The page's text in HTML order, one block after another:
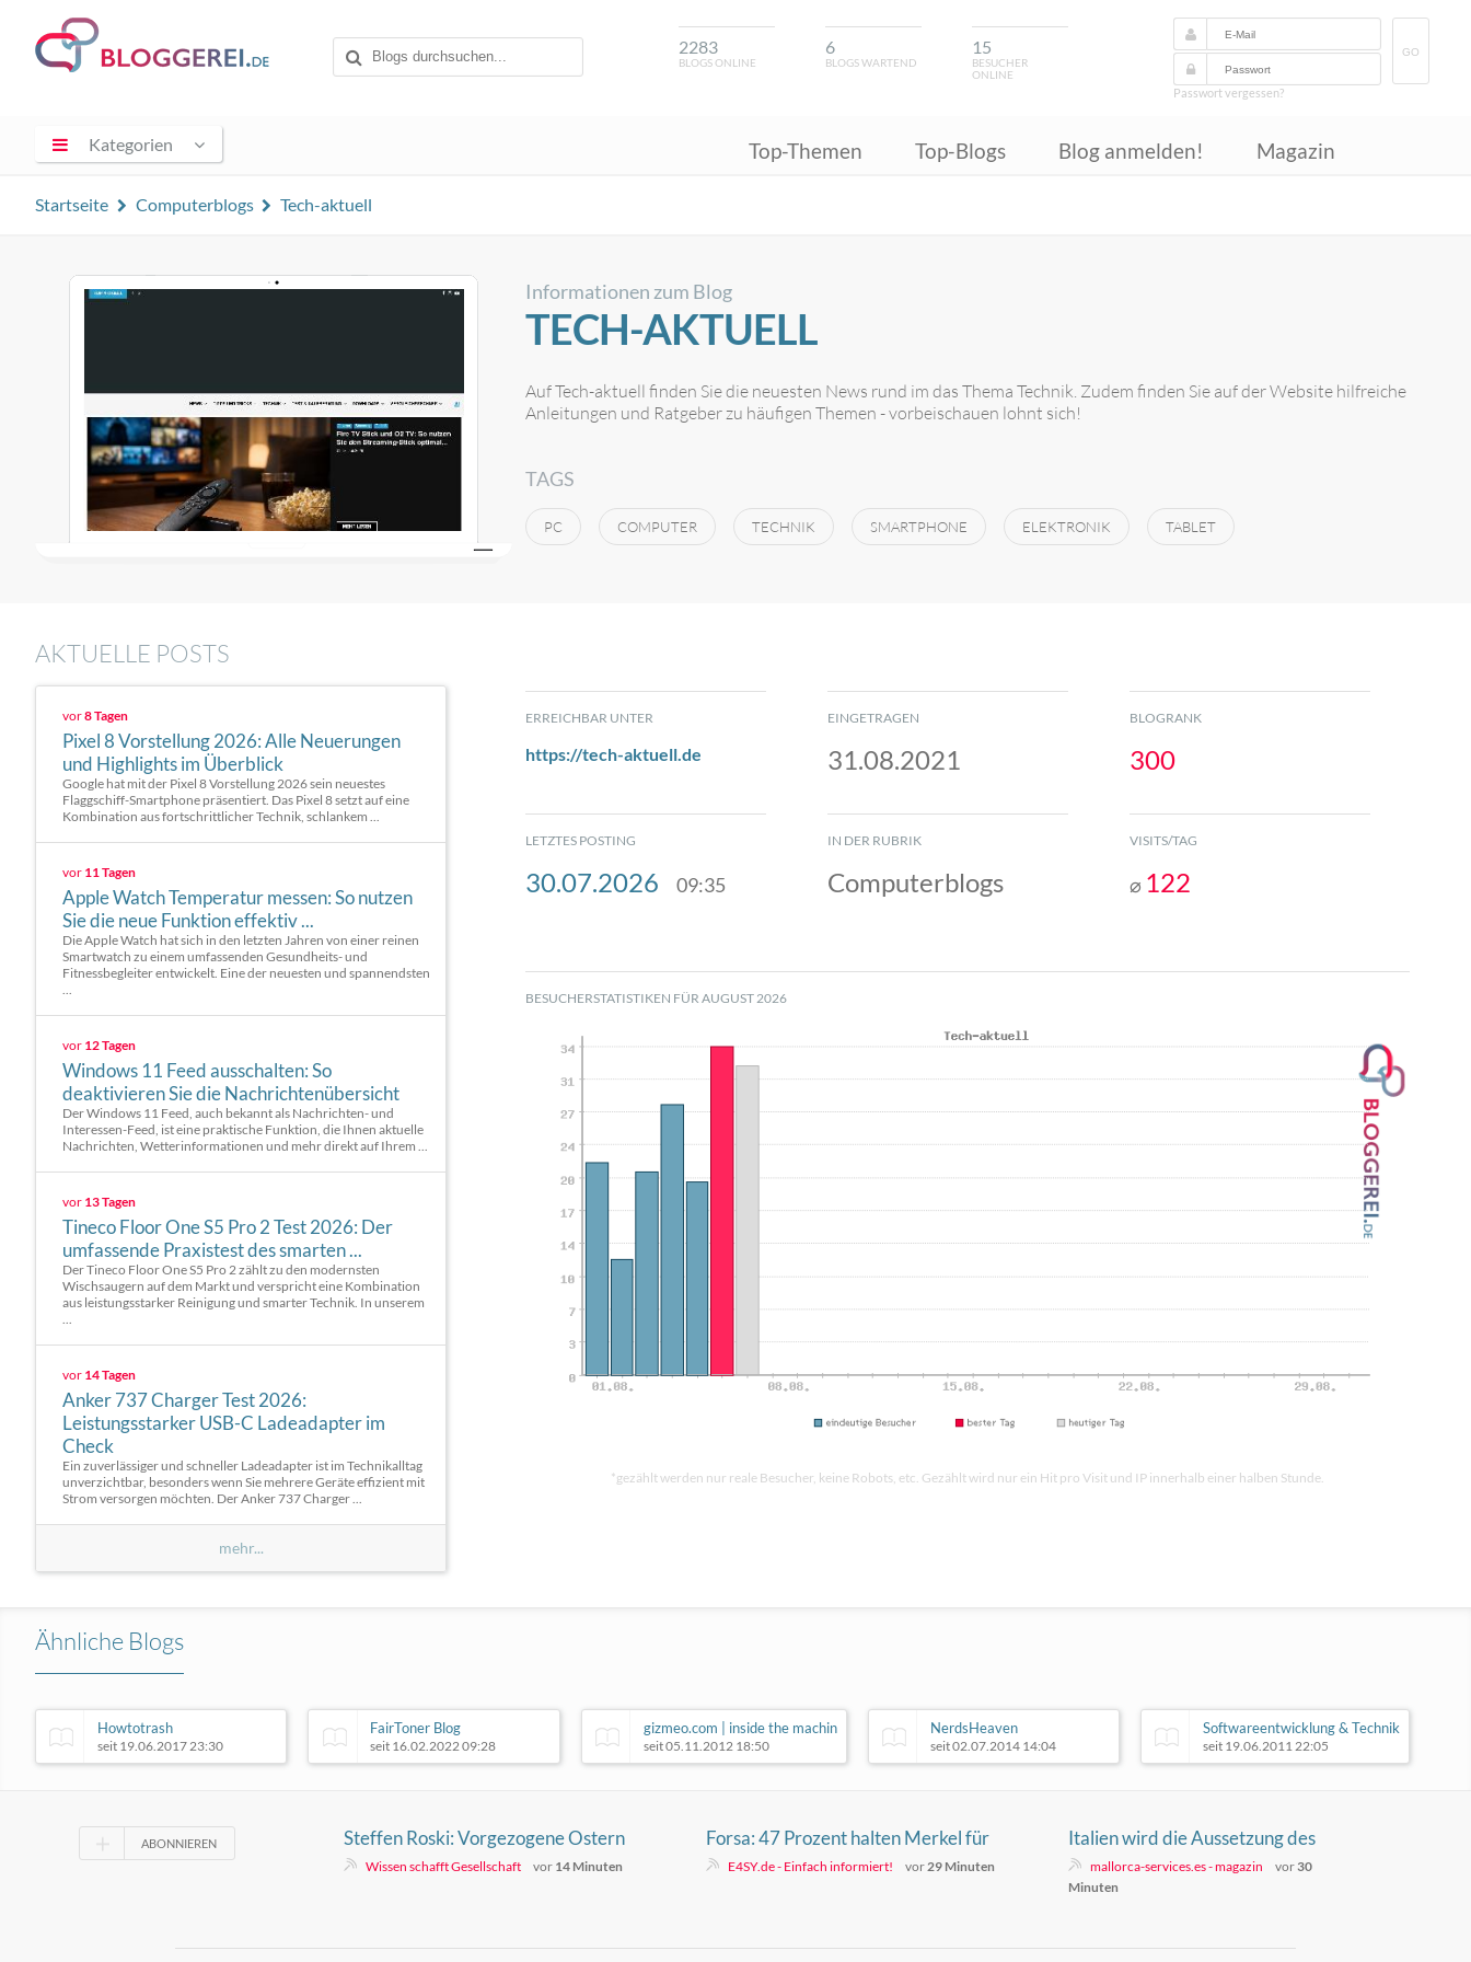
2283
BLOGS ONLINE
6
BLOGS WARTEND
15
BESUCHER
ONLINE
GO
Passwort vergessen?
Kategorien Top-Themen Top-Blogs Blog anmelden! Magazin
Startseite Computerblogs Tech-aktuell
Informationen zum Blog
TECH-AKTUELL
Auf Tech-aktuell finden Sie die neuesten News rund im das Thema Technik. Zudem finden Sie auf der Website hilfreiche
Anleitungen und Ratgeber zu häufigen Themen - vorbeischauen lohnt sich!
TAGS
PC COMPUTER TECHNIK SMARTPHONE ELEKTRONIK TABLET
AKTUELLE POSTS
vor8 Tagen
Pixel 8 Vorstellung 2026: Alle Neuerungen
und Highlights im Überblick
Google hat mit der Pixel 8 Vorstellung 2026 sein neuestes
Flaggschiff-Smartphone präsentiert. Das Pixel 8 setzt auf eine
Kombination aus fortschrittlicher Technik, schlankem ...
vor 11 Tagen
Apple Watch Temperatur messen: So nutzen
Sie die neue Funktion effektiv ...
Die Apple Watch hat sich in den letzten Jahren von einer reinen
Smartwatch zu einem umfassenden Gesundheits- und
Fitnessbegleiter entwickelt. Eine der neuesten und spannendsten
...
vor 12 Tagen
Windows 11 Feed ausschalten: So
deaktivieren Sie die Nachrichtenübersicht
Der Windows 11 Feed, auch bekannt als Nachrichten- und
Interessen-Feed, ist eine praktische Funktion, die Ihnen aktuelle
Nachrichten, Wetterinformationen und mehr direkt auf Ihrem ...
vor 13 Tagen
Tineco Floor One S5 Pro 2 Test 2026: Der
umfassende Praxistest des smarten ...
Der Tineco Floor One S5 Pro 2 zählt zu den modernsten
Wischsaugern auf dem Markt und verspricht eine Kombination
aus leistungsstarker Reinigung und smarter Technik. In unserem
...
vor 14 Tagen
Anker 737 Charger Test 2026:
Leistungsstarker USB-C Ladeadapter im
Check
Ein zuverlässiger und schneller Ladeadapter ist im Technikalltag
unverzichtbar, besonders wenn Sie mehrere Geräte effizient mit
Strom versorgen möchten. Der Anker 737 Charger ...
mehr...
ERREICHBAR UNTER
https://tech-aktuell.de
EINGETRAGEN
31.08.2021
BLOGRANK
300
LETZTES POSTING
30.07.2026 09:35
IN DER RUBRIK
Computerblogs
VISITS/TAG
⌀ 122
BESUCHERSTATISTIKEN FÜR AUGUST 2026
*gezählt werden nur reale Besucher, keine Robots, etc. Gezählt wird nur ein Hit pro Visit und IP innerhalb einer halben Stunde.
Ähnliche Blogs
Howtotrash
seit 19.06.2017 23:30
FairToner Blog
seit 16.02.2022 09:28
gizmeo.com | inside the machin
seit 05.11.2012 18:50
NerdsHeaven
seit 02.07.2014 14:04
Softwareentwicklung & Technik
seit 19.06.2011 22:05
ABONNIEREN
Steffen Roski: Vorgezogene Ostern
in Leipzig
Wissen schafft Gesellschaft vor 14 Minuten
Forsa: 47 Prozent halten Merkel für
geeignet als Bundespräsidentin
E4SY.de - Einfach informiert! vor 29 Minuten
Italien wird die Aussetzung des
Schengen-Abkommens mit Spanien
aufrechterhalten
mallorca-services.es - magazin vor 30
Minuten